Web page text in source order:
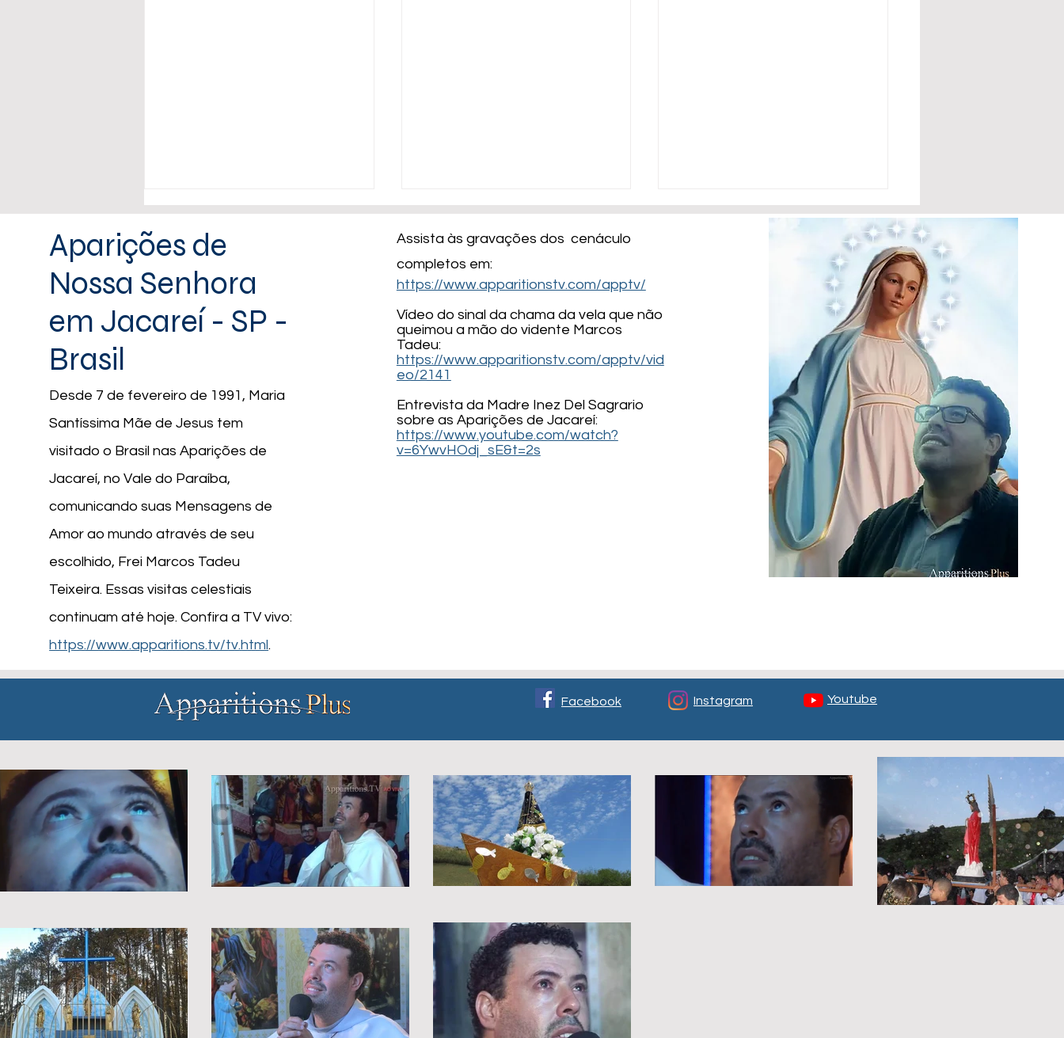
oração ninguém pode se
19.01.2025 | "Sou a Mãe dos
pobres de espírito."
19.01.2020 | "Sejam pobres de
desejos terrenos"
Aparições de
Nossa Senhora
em Jacareí - SP -
Brasil
Desde 7 de fevereiro de 1991, Maria
Santíssima Mãe de Jesus tem
visitado o Brasil nas Aparições de
Jacareí, no Vale do Paraíba,
comunicando suas Mensagens de
Amor ao mundo através de seu
escolhido, Frei Marcos Tadeu
Teixeira. Essas visitas celestiais
continuam até hoje. Confira a TV vivo:
https://www.apparitions.tv/tv.html.
​Assista às gravações dos cenáculo
completos em:
https://www.apparitionstv.com/apptv/
Vídeo do sinal da chama da vela que não
queimou a mão do vidente Marcos
Tadeu:
https://www.apparitionstv.com/apptv/vid
eo/2141
Entrevista da Madre Inez Del Sagrario
sobre as Aparições de Jacareí:
https://www.youtube.com/watch?
v=6YwvHOdj_sE&t=2s
Facebook Instagram Youtube